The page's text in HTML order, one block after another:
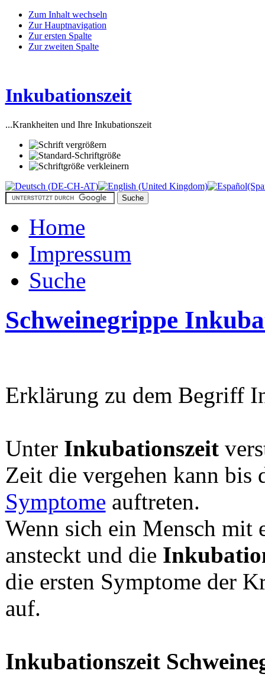
Zum Inhalt wechseln
Zur Hauptnavigation
Zur ersten Spalte
Zur zweiten Spalte
Inkubationszeit
...Krankheiten und Ihre Inkubationszeit
Home
Impressum
Suche
Schweinegrippe
Erklärung zu dem Begriff
Unter Inkubationszeit
Zeit die vergehen kann bis
Symptome auftreten.
Wenn sich ein Mensch mit
ansteckt und die
die ersten Symptome der
auf.
Inkubationszeit